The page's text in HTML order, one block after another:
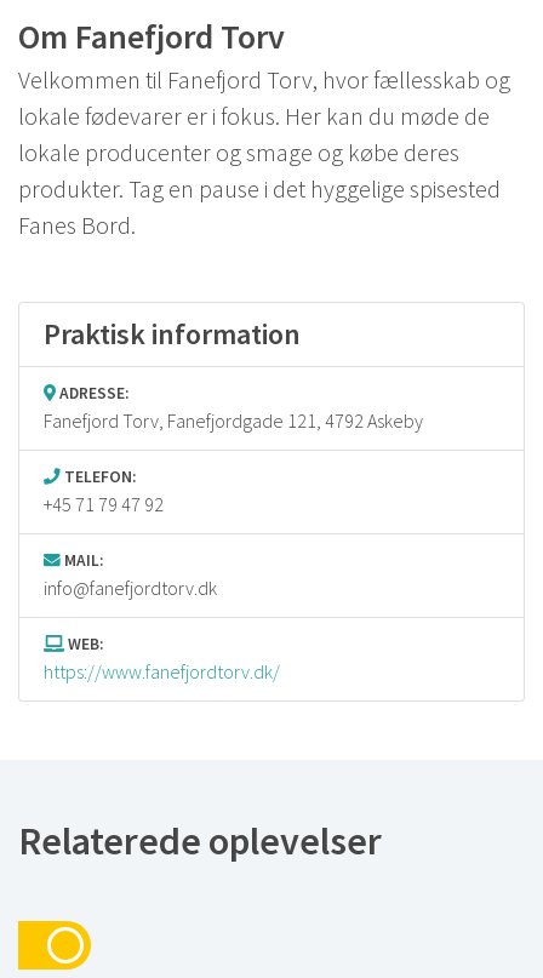
Om Fanefjord Torv
Velkommen til Fanefjord Torv, hvor fællesskab og
lokale fødevarer er i fokus. Her kan du møde de
lokale producenter og smage og købe deres
produkter. Tag en pause i det hyggelige spisested
Fanes Bord.
Praktisk information
ADRESSE:
Fanefjord Torv, Fanefjordgade 121, 4792 Askeby
TELEFON:
+45 71 79 47 92
MAIL:
info@fanefjordtorv.dk
WEB:
https://www.fanefjordtorv.dk/
Relaterede oplevelser